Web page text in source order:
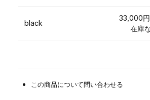
black
33,000
在庫
この商品について問い合わせる